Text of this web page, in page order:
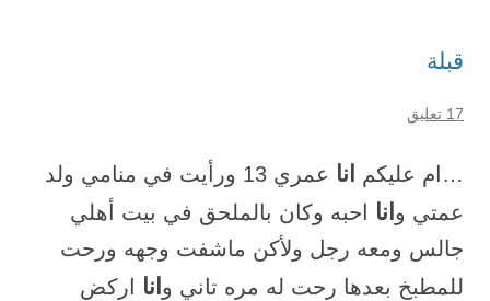
قبلة
17 تعليق
…ام عليكم انا
عمري 13 ورأيت في منامي ولد
عمتي و انا احبه وكان بالملحق في بيت أهلي
جالس ومعه رجل ولأكن ماشفت وجهه ورحت
للمطبخ بعدها رحت له مره تاني و انا اركض